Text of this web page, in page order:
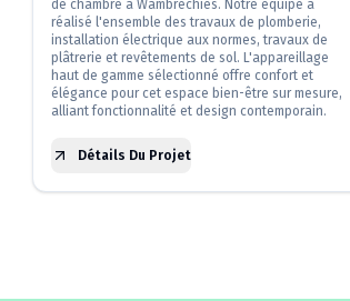
de chambre à Wambrechies. Notre équipe a
réalisé l'ensemble des travaux de plomberie,
installation électrique aux normes, travaux de
plâtrerie et revêtements de sol. L'appareillage
haut de gamme sélectionné offre confort et
élégance pour cet espace bien-être sur mesure,
alliant fonctionnalité et design contemporain.
Détails Du Projet